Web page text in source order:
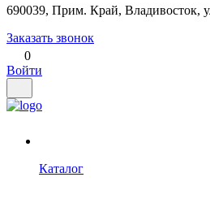
690039, Прим. Край, Владивосток,
Заказать звонок
0
Войти
Каталог